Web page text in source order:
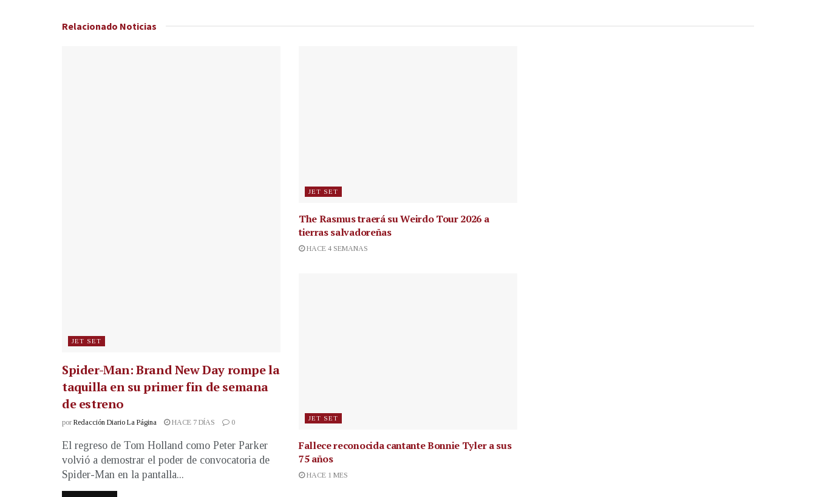
Relacionado Noticias
JET SET
Spider-Man: Brand New Day rompe la
taquilla en su primer fin de semana
de estreno
por Redacción Diario La Página HACE 7 DÍAS 0
El regreso de Tom Holland como Peter Parker
volvió a demostrar el poder de convocatoria de
Spider-Man en la pantalla...
JET SET
The Rasmus traerá su Weirdo Tour 2026 a
tierras salvadoreñas
HACE 4 SEMANAS
JET SET
Fallece reconocida cantanteBonnie Tyler a sus
75 años
HACE 1 MES